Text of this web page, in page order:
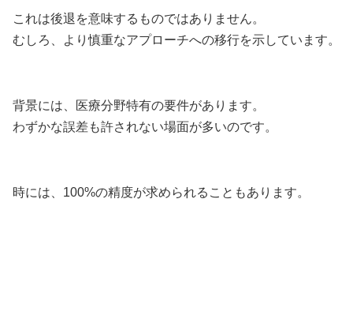
これは後退を意味するものではありません。
むしろ、より慎重なアプローチへの移行を示しています。
背景には、医療分野特有の要件があります。
わずかな誤差も許されない場面が多いのです。
時には、100%の精度が求められることもあります。